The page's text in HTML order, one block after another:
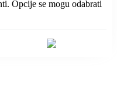
Opcije se mogu odabrati